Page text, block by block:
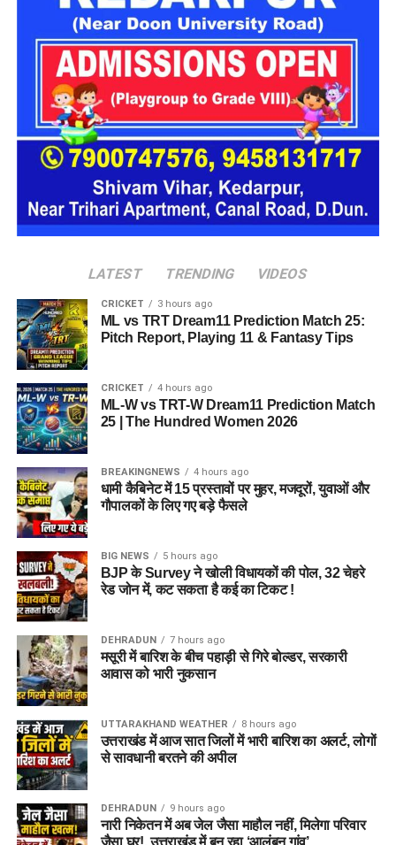
नगर, बागेश्वर, पिथौरागढ़ और नैनीताल में भारी से बहुत भारी वर्षा होने की
संभावना है। इसके अलावा कुछ क्षेत्रों में तेज गर्जना, बिजली गिरने और
अचानक बाढ़ जैसी परिस्थितियां भी बन सकती हैं।
राज्य आपदा प्रबंधन तंत्र और जिला प्रशासन को संवेदनशील इलाकों में
सतर्क रहने के निर्देश दिए गए हैं। साथ ही भूस्खलन संभावित क्षेत्रों पर
लगातार निगरानी रखी जा रही है, ताकि किसी भी आपात स्थिति से समय
रहते निपटा जा सके।
मौसम विभाग और प्रशासन की ताजा
एडवाइजरी देखने की अपील
प्रशासन ने चारधाम यात्रा पर जाने वाले श्रद्धालुओं और अन्य यात्रियों से
अपील की है कि वे यात्रा शुरू करने से पहले मौसम विभाग और प्रशासन की
ताजा एडवाइजरी जरूर देखें। जब तक मौसम अनुकूल नहीं हो जाता, तब
तक अनावश्यक यात्रा से बचें और केवल आधिकारिक सूचना के आधार पर
LATEST TRENDING VIDEOS
CRICKET 3 hours ago
ML vs TRT Dream11 Prediction Match 25:
Pitch Report, Playing 11 & Fantasy Tips
CRICKET 4 hours ago
ML-W vs TRT-W Dream11 Prediction Match
25 | The Hundred Women 2026
BREAKINGNEWS 4 hours ago
धामी कैबिनेट में 15 प्रस्तावों पर मुहर, मजदूरों, युवाओं और
गौपालकों के लिए गए बड़े फैसले
BIG NEWS 5 hours ago
BJP के Survey ने खोली विधायकों की पोल, 32 चेहरे
रेड जोन में, कट सकता है कई का टिकट !
DEHRADUN 7 hours ago
मसूरी में बारिश के बीच पहाड़ी से गिरे बोल्डर, सरकारी
आवास को भारी नुकसान
UTTARAKHAND WEATHER 8 hours ago
उत्तराखंड में आज सात जिलों में भारी बारिश का अलर्ट, लोगों
से सावधानी बरतने की अपील
DEHRADUN 9 hours ago
नारी निकेतन में अब जेल जैसा माहौल नहीं, मिलेगा परिवार